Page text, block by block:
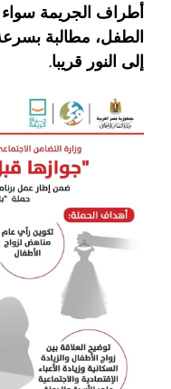
أطراف الجريمة
الطفل، مطالبة
إلى النور قريبا.​